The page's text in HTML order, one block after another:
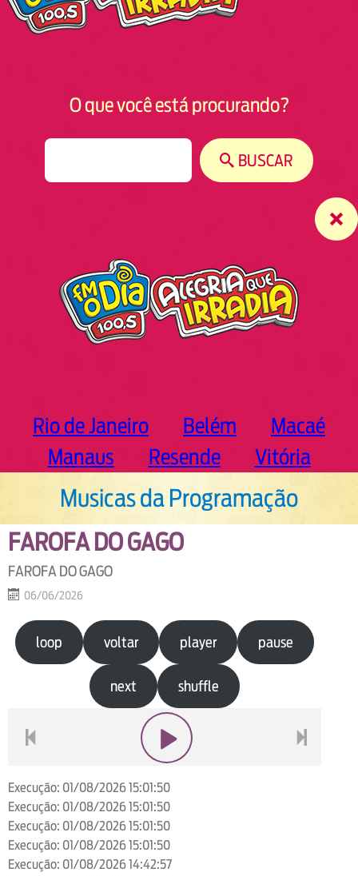
O que você está procurando?
BUSCAR
Rio de Janeiro Belém
Macaé
Manaus
Resende Vitória
Musicas da Programação
FAROFA DO GAGO
FAROFA DO GAGO
06/06/2026
loop voltar player pause
next shuffle
Execução: 01/08/2026 15:01:50
Execução: 01/08/2026 15:01:50
Execução: 01/08/2026 15:01:50
Execução: 01/08/2026 15:01:50
Execução: 01/08/2026 14:42:57